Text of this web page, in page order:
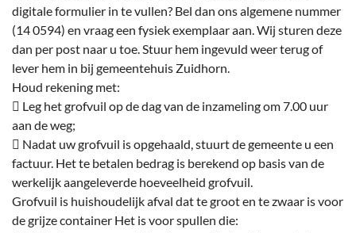
digitale formulier in te vullen? Bel dan ons algemene nummer
(14 0594) en vraag een fysiek exemplaar aan. Wij sturen deze
dan per post naar u toe. Stuur hem ingevuld weer terug of
lever hem in bij gemeentehuis Zuidhorn.
Houd rekening met:
 Leg het grofvuil op de dag van de inzameling om 7.00 uur
aan de weg;
 Nadat uw grofvuil is opgehaald, stuurt de gemeente u een
factuur. Het te betalen bedrag is berekend op basis van de
werkelijk aangeleverde hoeveelheid grofvuil.
Grofvuil is huishoudelijk afval dat te groot en te zwaar is voor
de grijze container Het is voor spullen die: